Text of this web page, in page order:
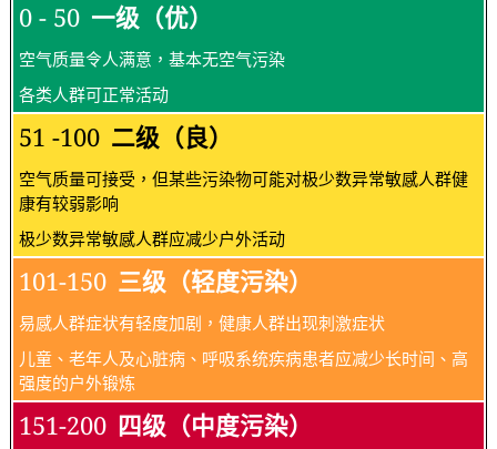
0 - 50 一级（优）
空气质量令人满意，基本无空气污染
各类人群可正常活动
51 -100 二级（良）
空气质量可接受，但某些污染物可能对极少数异常敏感人群健
康有较弱影响
极少数异常敏感人群应减少户外活动
101-150 三级（轻度污染）
易感人群症状有轻度加剧，健康人群出现刺激症状
儿童、老年人及心脏病、呼吸系统疾病患者应减少长时间、高
强度的户外锻炼
151-200 四级（中度污染）